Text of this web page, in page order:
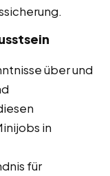
über und
in
für